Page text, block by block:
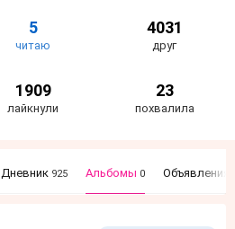
5
читаю
4031
друг
1909
лайкнули
23
похвалила
Дневник 925 Альбомы 0 Объявления